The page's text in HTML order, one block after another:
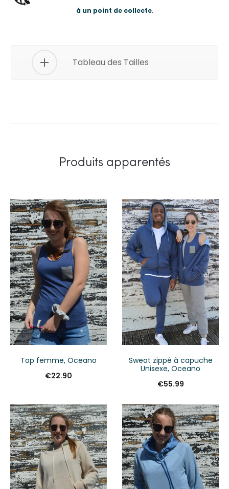
à un point de collecte.
Tableau des Tailles
Produits apparentés
Top femme, Oceano
€22.90
Sweat zippé à capuche
Unisexe, Oceano
€55.99